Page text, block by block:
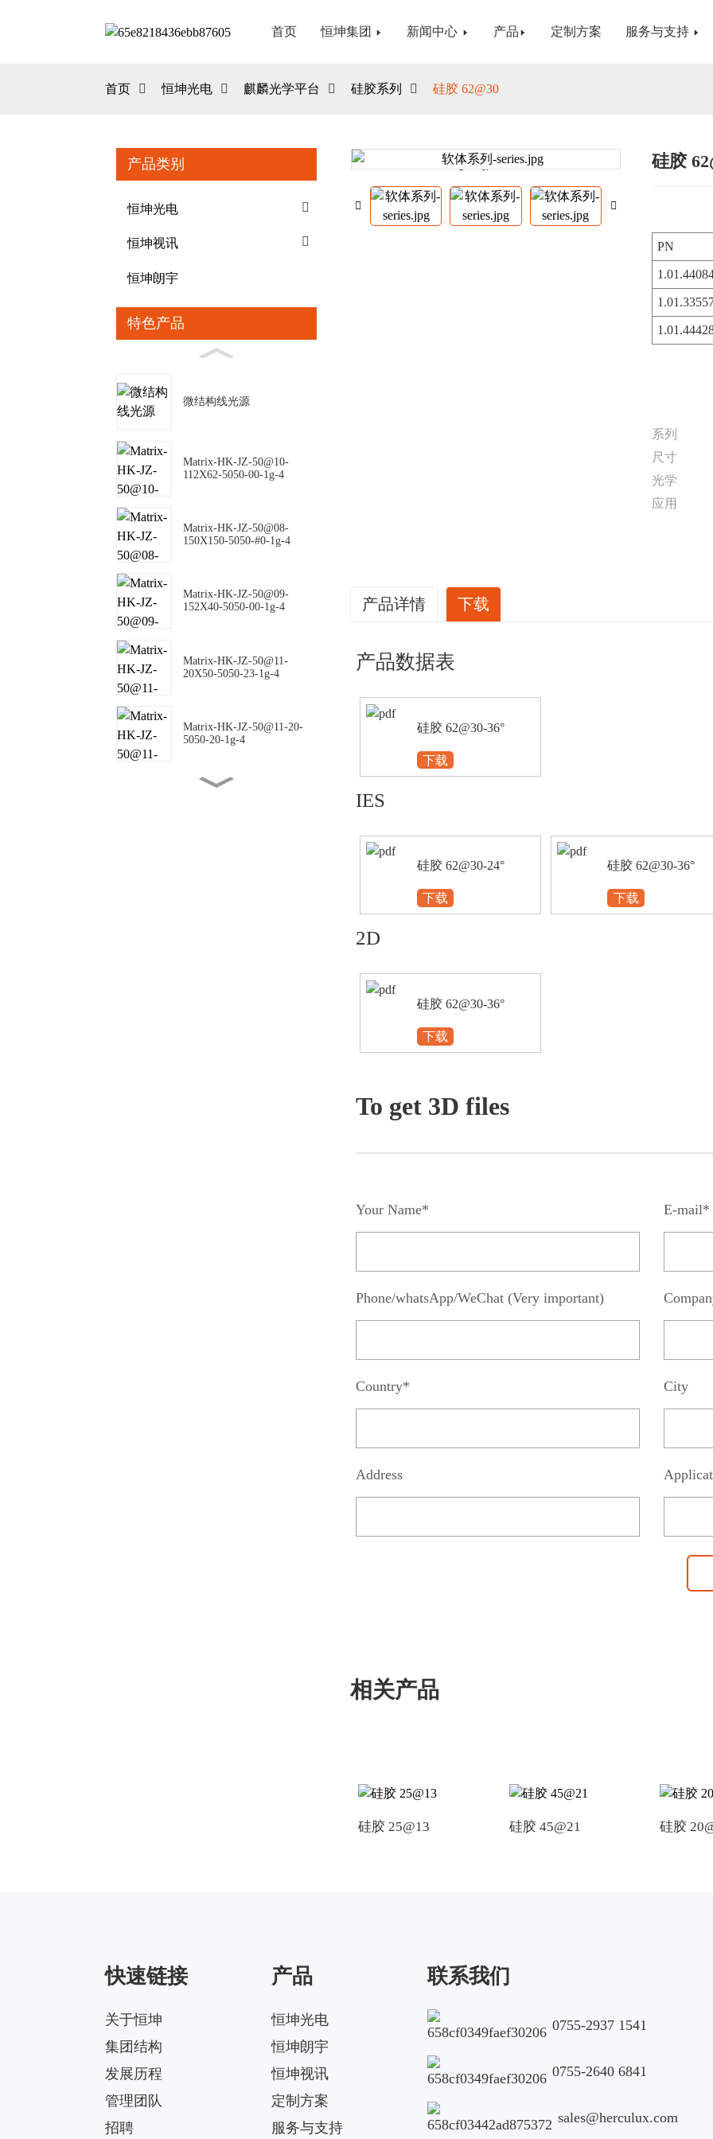
首页 恒坤集团 新闻中心 产品 定制方案 服务与支持
首页 恒坤光电 麒麟光学平台 硅胶系列 硅胶 62@30
产品类别
恒坤光电
恒坤视讯
恒坤朗宇
特色产品
微结构线光源
Matrix-HK-JZ-50@10-
112X62-5050-00-1g-4
Matrix-HK-JZ-50@08-
150X150-5050-#0-1g-4
Matrix-HK-JZ-50@09-
152X40-5050-00-1g-4
Matrix-HK-JZ-50@11-
20X50-5050-23-1g-4
Matrix-HK-JZ-50@11-20-
5050-20-1g-4
Loading...
Loading... Loading...
Loading...
硅胶
PN
系列
尺寸
光学
应用
产品详情 下载
产品数据表
硅胶 62@30-36°
下载
IES
硅胶 62@30-24°
下载
硅胶 62@30-36°
下载
2D
硅胶 62@30-36°
下载
To get 3D files
Your Name* E-mail*
Phone/whatsApp/WeChat (Very important)
Country* City
Address
相关产品
硅胶 25@13 硅胶 45@21 硅胶
快速链接
关于恒坤
集团结构
发展历程
管理团队
招聘
产品
恒坤光电
恒坤朗宇
恒坤视讯
定制方案
服务与支持
联系我们
0755-2937 1541
0755-2640 6841
sales@herculux.com